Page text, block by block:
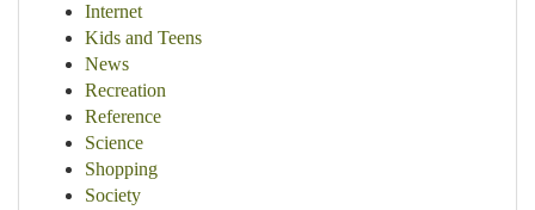
Internet
Kids and Teens
News
Recreation
Reference
Science
Shopping
Society